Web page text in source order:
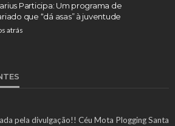
Participa: Um programa de
que “dá asas” à juventude
atrás
pela divulgação!! Céu Mota Plogging Santa